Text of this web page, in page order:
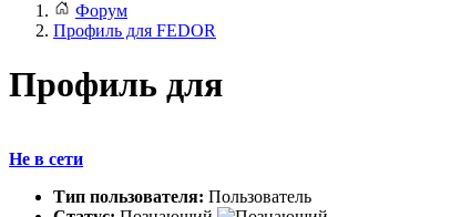
Форум
Профиль для FEDOR
Профиль для
Не в сети
Тип пользователя: Пользователь